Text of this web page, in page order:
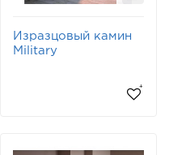
Изразцовый камин
Military